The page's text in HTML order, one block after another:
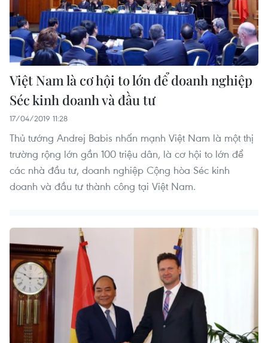
Việt Nam là cơ hội to lớn để doanh nghiệp
Séc kinh doanh và đầu tư
17/04/2019 11:28
Thủ tướng Andrej Babis nhấn mạnh Việt Nam là một thị
trường rộng lớn gần 100 triệu dân, là cơ hội to lớn để
các nhà đầu tư, doanh nghiệp Cộng hòa Séc kinh
doanh và đầu tư thành công tại Việt Nam.